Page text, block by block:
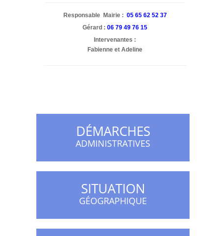
Responsable Mairie : 05 65 62 52 37
Gérard : 06 79 49 76 15
Intervenantes :
Fabienne et Adeline
DÉMARCHES
ADMINISTRATIVES
SITUATION
GÉOGRAPHIQUE